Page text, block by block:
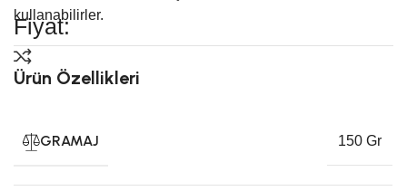
kullanabilirler.
Fiyat:
Ürün Özellikleri
GRAMAJ 150 Gr